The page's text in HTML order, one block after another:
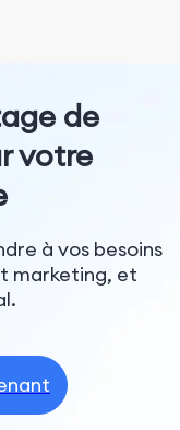
de
votre
à vos besoins
marketing, et